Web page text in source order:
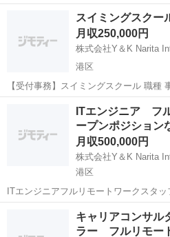
が、まずは副菜からスタート。 《1日の流れ》 1.調理の準備 器具の
スイッチやガスを点けます 2.食材の確
4.自分の持ち...
調理師
スイミングスクー
月収250,000円
株式会社Y＆K Narita
港区
【受付事務】スイミングスクール 職種 事務員(無資格可) 勤務形態 正
社員 住所 東京都港区南青山 月収 25万円~ 【月収内訳】
ITエンジニア フ
ープンポジション
月収500,000円
株式会社Y＆K Narita
港区
ITエンジニアフルリモートワークスタッ
クト例＞ ・サーバ機器の設計・構築・
ク設計、構築、監視・運用 ・自動車産
その他 リモート
キャリアコンサ
ラー フルリモー